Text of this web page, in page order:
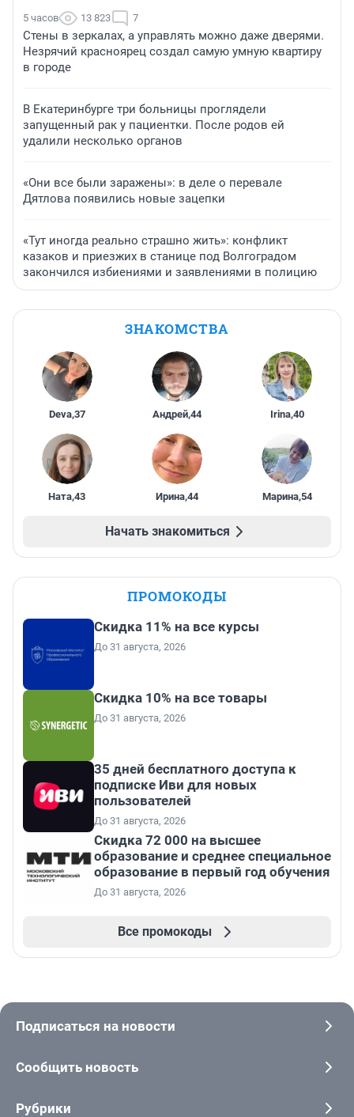
5 часов 13 823 7
Стены в зеркалах, а управлять можно даже дверями.
Незрячий красноярец создал самую умную квартиру
в городе
В Екатеринбурге три больницы проглядели
запущенный рак у пациентки. После родов ей
удалили несколько органов
«Они все были заражены»: в деле о перевале
Дятлова появились новые зацепки
«Тут иногда реально страшно жить»: конфликт
казаков и приезжих в станице под Волгоградом
закончился избиениями и заявлениями в полицию
ЗНАКОМСТВА
Deva,37 Андрей,44 Irina,40
Ната,43 Ирина,44 Марина,54
Начать знакомиться
ПРОМОКОДЫ
Скидка 11% на все курсы
До 31 августа, 2026
Скидка 10% на все товары
До 31 августа, 2026
35 дней бесплатного доступа к
подписке Иви для новых
пользователей
До 31 августа, 2026
Скидка 72 000 на высшее
образование и среднее специальное
образование в первый год обучения
До 31 августа, 2026
Все промокоды
Подписаться на новости
Сообщить новость
Рубрики